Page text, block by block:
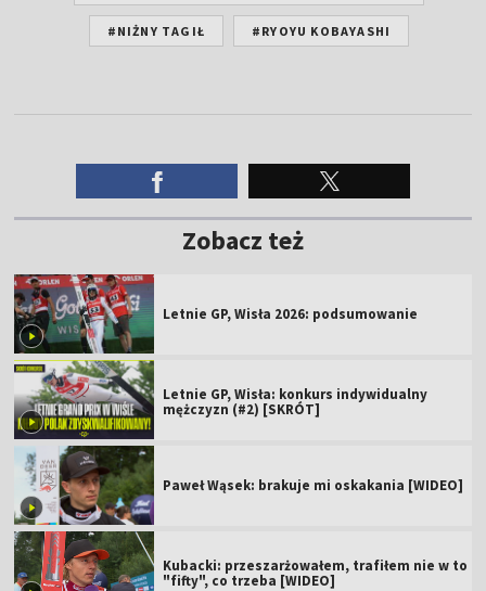
#NIŻNY TAGIŁ #RYOYU KOBAYASHI
Zobacz też
Letnie GP, Wisła 2026: podsumowanie
Letnie GP, Wisła: konkurs indywidualny
mężczyzn (#2) [SKRÓT]
Paweł Wąsek: brakuje mi oskakania [WIDEO]
Kubacki: przeszarżowałem, trafiłem nie w to
"fifty", co trzeba [WIDEO]